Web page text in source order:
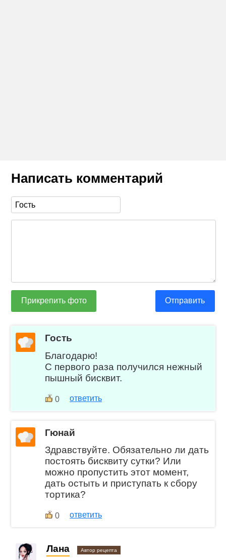
Написать комментарий
Прикрепить фото Отправить
Гость
Благодарю!
С первого раза получился нежный
пышный бисквит.
0 ответить
Гюнай
Здравствуйте. Обязательно ли дать
постоять бисквиту сутки? Или
можно пропустить этот момент,
дать остыть и приступать к сбору
тортика?
0 ответить
Лана Автор рецепта